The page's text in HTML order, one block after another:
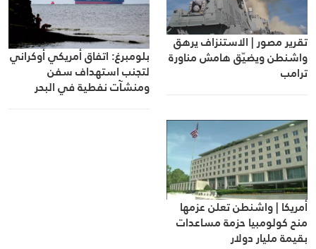
تقرير مصور | الاستنزاف يرهق
واشنطن ويضيّق هامش مناورة
ترامب
بلومبرغ: اتفاق أمريكي أوكراني
لتجنب استهداف سفن
ومنشآت نفطية في البحر
أمريكا | واشنطن تعلن عزمها
منح كولومبيا حزمة مساعدات
بقيمة مليار دولار